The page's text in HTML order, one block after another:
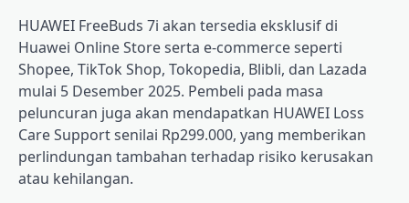
HUAWEI FreeBuds 7i akan tersedia eksklusif di
Huawei Online Store serta e-commerce seperti
Shopee, TikTok Shop, Tokopedia, Blibli, dan Lazada
mulai 5 Desember 2025. Pembeli pada masa
peluncuran juga akan mendapatkan HUAWEI Loss
Care Support senilai Rp299.000, yang memberikan
perlindungan tambahan terhadap risiko kerusakan
atau kehilangan.